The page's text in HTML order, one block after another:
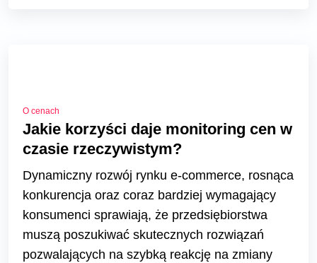
O cenach
Jakie korzyści daje monitoring cen w
czasie rzeczywistym?
Dynamiczny rozwój rynku e-commerce, rosnąca
konkurencja oraz coraz bardziej wymagający
konsumenci sprawiają, że przedsiębiorstwa
muszą poszukiwać skutecznych rozwiązań
pozwalających na szybką reakcję na zmiany